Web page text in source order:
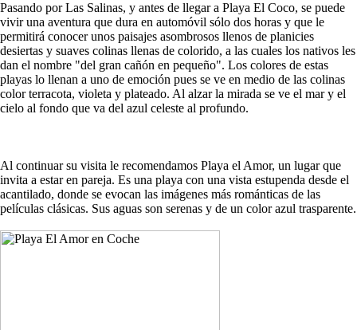
Pasando por Las Salinas, y antes de llegar a Playa El Coco, se puede
vivir una aventura que dura en automóvil sólo dos horas y que le
permitirá conocer unos paisajes asombrosos llenos de planicies
desiertas y suaves colinas llenas de colorido, a las cuales los nativos les
dan el nombre "del gran cañón en pequeño". Los colores de estas
playas lo llenan a uno de emoción pues se ve en medio de las colinas
color terracota, violeta y plateado. Al alzar la mirada se ve el mar y el
cielo al fondo que va del azul celeste al profundo.
Al continuar su visita le recomendamos Playa el Amor, un lugar que
invita a estar en pareja. Es una playa con una vista estupenda desde el
acantilado, donde se evocan las imágenes más románticas de las
películas clásicas. Sus aguas son serenas y de un color azul trasparente.